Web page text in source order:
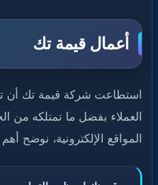
أعمال قيمة تك
استطاعت شركة قيمة تك أن
العملاء بفضل ما تمتلكه من
المواقع الإلكترونية، نوضح